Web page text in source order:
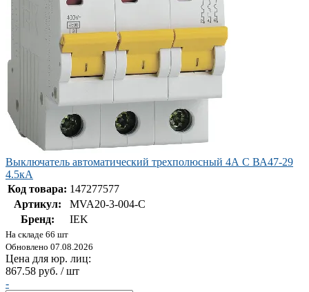
Выключатель автоматический трехполюсный 4А С ВА47-29
4.5кА
Код товара: 147277577
Артикул:
MVA20-3-004-C
Бренд:
IEK
На складе 66 шт
Обновлено 07.08.2026
Цена для юр. лиц:
867.58 руб. / шт
-